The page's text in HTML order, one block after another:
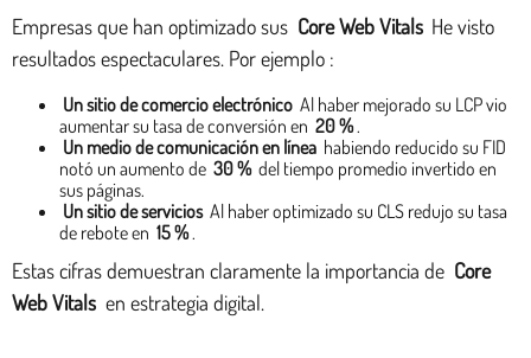
Empresas que han optimizado sus Core Web Vitals He visto
resultados espectaculares. Por ejemplo :
Un sitio de comercio electrónico Al haber mejorado su LCP vio
aumentar su tasa de conversión en 20 %.
Un medio de comunicación en línea habiendo reducido su FID
notó un aumento de 30 % del tiempo promedio invertido en
sus páginas.
Un sitio de servicios Al haber optimizado su CLS redujo su tasa
de rebote en 15 %.
Estas cifras demuestran claramente la importancia de Core
Web Vitals en estrategia digital.